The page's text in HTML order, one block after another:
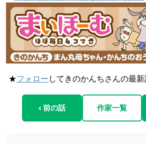
★フォロー してきのかんちさんの最
‹ 前の話 作家一覧